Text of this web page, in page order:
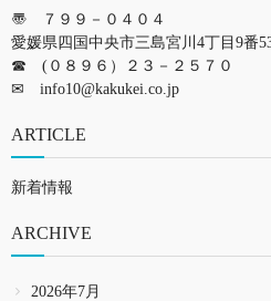
〠 ７９９－０４０４
愛媛県四国中央市三島宮川4丁目9番
☎ (０８９６）２３－２５７０
✉ info10@kakukei.co.jp
ARTICLE
新着情報
ARCHIVE
2026年7月